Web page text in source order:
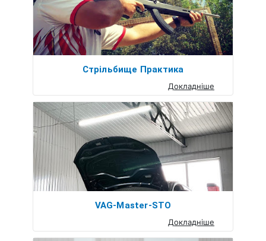
Стрільбище Практика
Докладніше
VAG-Master-STO
Докладніше